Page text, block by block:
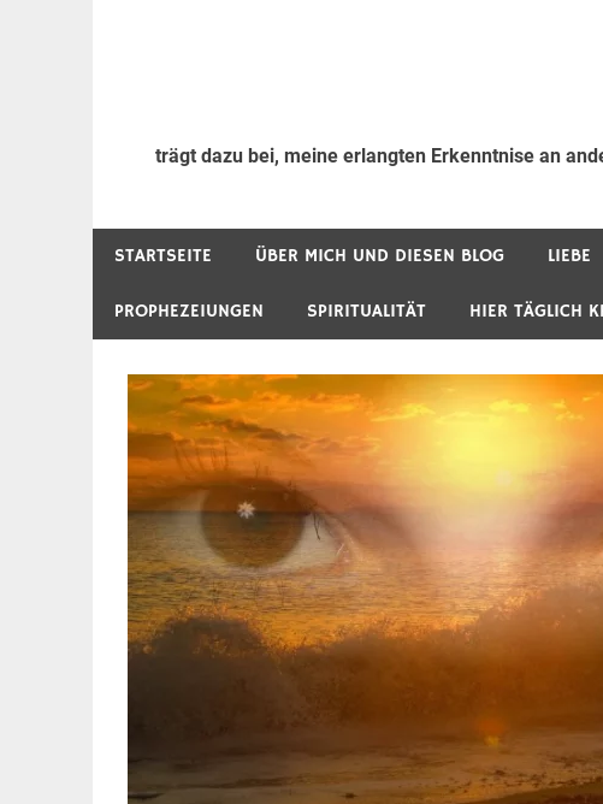
trägt dazu bei, meine erlangten Erkenntnise an
STARTSEITE ÜBER MICH UND DIESEN BLOG LIEBE
PROPHEZEIUNGEN SPIRITUALITÄT HIER TÄGLICH